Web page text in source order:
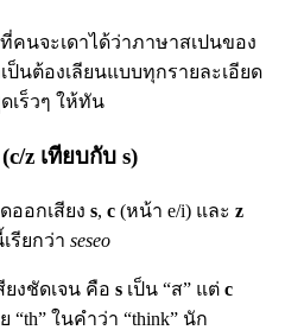
คนจะเดาได้ว่าภาษาสเปนของ
นต้องเลียนแบบทุกรายละเอียด
เร็วๆ ให้ทัน
z เทียบกับ s)
ออกเสียง s, c (หน้า e/i) และ z
รียกว่า seseo
งชัดเจน คือ s เป็น “ส” แต่ c
“th” ในคำว่า “think” นัก